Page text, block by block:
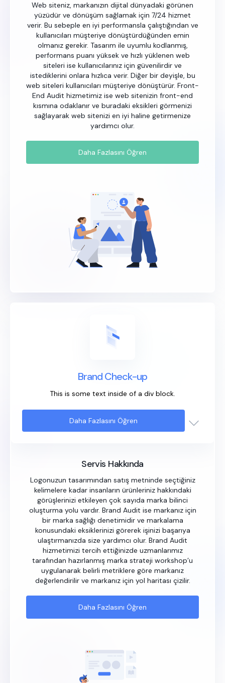
Web siteniz, markanızın dijital dünyadaki görünen
yüzüdür ve dönüşüm sağlamak için 7/24 hizmet
verir. Bu sebeple en iyi performansla çalıştığından ve
kullanıcıları müşteriye dönüştürdüğünden emin
olmanız gerekir. Tasarım ile uyumlu kodlanmış,
performans puanı yüksek ve hızlı yüklenen web
siteleri ise kullanıcılarınız için güvenilirdir ve
istediklerini onlara hızlıca verir. Diğer bir deyişle, bu
web siteleri kullanıcıları müşteriye dönüştürür. Front-
End Audit hizmetimiz ise web sitenizin front-end
kısmına odaklanır ve buradaki eksikleri görmenizi
sağlayarak web sitenizi en iyi haline getirmenize
yardımcı olur.
Daha Fazlasını Öğren
Brand Check-up
This is some text inside of a div block.
Daha Fazlasını Öğren
Servis Hakkında
Logonuzun tasarımından satış metninde seçtiğiniz
kelimelere kadar insanların ürünleriniz hakkındaki
görüşlerinizi etkileyen çok sayıda marka bilinci
oluşturma yolu vardır. Brand Audit ise markanız için
bir marka sağlığı denetimidir ve markalama
konusundaki eksiklerinizi görerek işinizi başarıya
ulaştırmanızda size yardımcı olur. Brand Audit
hizmetimizi tercih ettiğinizde uzmanlarımız
tarafından hazırlanmış marka strateji workshop’u
uygulanarak belirli metriklere göre markanız
değerlendirilir ve markanız için yol haritası çizilir.
Daha Fazlasını Öğren